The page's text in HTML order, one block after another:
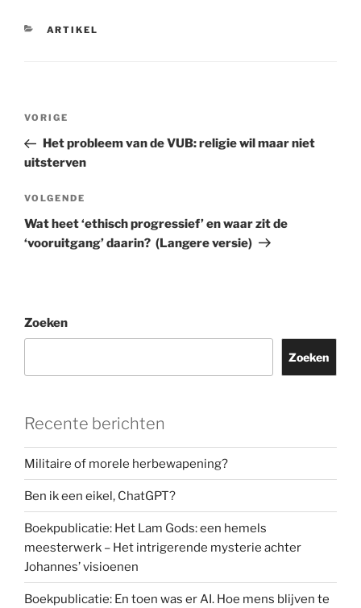
CATEGORIEËN
ARTIKEL
Berichtnavigatie
Vorig
bericht
VORIGE
Het probleem van de VUB: religie wil maar niet
uitsterven
Volgend
bericht
VOLGENDE
Wat heet ‘ethisch progressief’ en waar zit de
‘vooruitgang’ daarin? (Langere versie)
Zoeken
Zoeken
Recente berichten
Militaire of morele herbewapening?
Ben ik een eikel, ChatGPT?
Boekpublicatie: Het Lam Gods: een hemels
meesterwerk – Het intrigerende mysterie achter
Johannes’ visioenen
Boekpublicatie: En toen was er AI. Hoe mens blijven te